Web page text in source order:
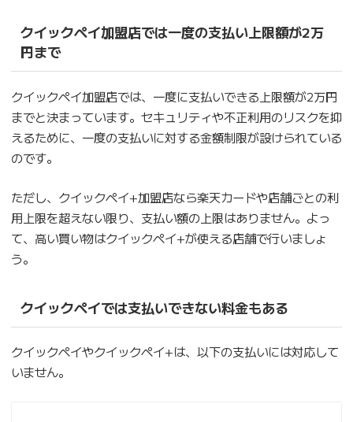
クイックペイ加盟店では一度の支払い上限額が2万
円まで
クイックペイ加盟店では、一度に支払いできる上限額が2万円
までと決まっています。セキュリティや不正利用のリスクを抑
えるために、一度の支払いに対する金額制限が設けられている
のです。
ただし、クイックペイ+加盟店なら楽天カードや店舗ごとの利
用上限を超えない限り、支払い額の上限はありません。よっ
て、高い買い物はクイックペイ+が使える店舗で行いましょ
う。
クイックペイでは支払いできない料金もある
クイックペイやクイックペイ+は、以下の支払いには対応して
いません。